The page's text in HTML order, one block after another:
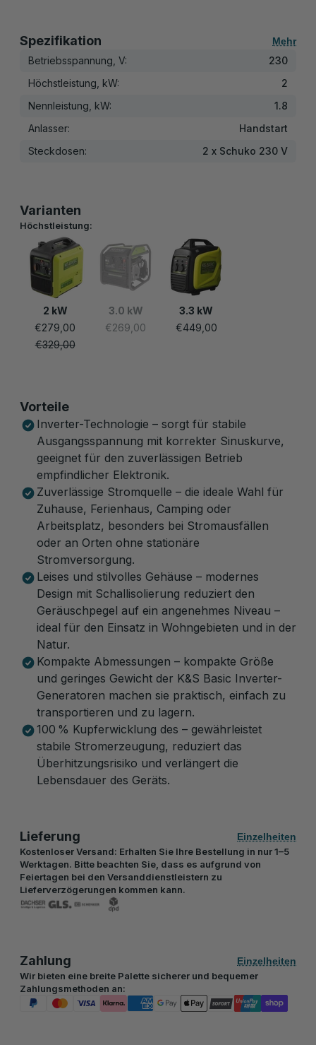
Spezifikation Mehr
Betriebsspannung, V:
230
Höchstleistung, kW:
2
Nennleistung, kW:
1.8
Anlasser:
Handstart
Steckdosen:
2 x Schuko 230 V
Varianten
Höchstleistung:
2 kW
€279,00
€329,00
3.0 kW
€269,00
3.3 kW
€449,00
Vorteile
Inverter-Technologie – sorgt für stabile
Ausgangsspannung mit korrekter Sinuskurve,
geeignet für den zuverlässigen Betrieb
empfindlicher Elektronik.
Zuverlässige Stromquelle – die ideale Wahl für
Zuhause, Ferienhaus, Camping oder
Arbeitsplatz, besonders bei Stromausfällen
oder an Orten ohne stationäre
Stromversorgung.
Leises und stilvolles Gehäuse – modernes
Design mit Schallisolierung reduziert den
Geräuschpegel auf ein angenehmes Niveau –
ideal für den Einsatz in Wohngebieten und in der
Natur.
Kompakte Abmessungen – kompakte Größe
und geringes Gewicht der K&S Basic Inverter-
Generatoren machen sie praktisch, einfach zu
transportieren und zu lagern.
100 % Kupferwicklung des – gewährleistet
stabile Stromerzeugung, reduziert das
Überhitzungsrisiko und verlängert die
Lebensdauer des Geräts.
Lieferung
Einzelheiten
Kostenloser Versand: Erhalten Sie Ihre Bestellung in nur 1–5
Werktagen. Bitte beachten Sie, dass es aufgrund von
Feiertagen bei den Versanddienstleistern zu
Lieferverzögerungen kommen kann.
Zahlung
Einzelheiten
Wir bieten eine breite Palette sicherer und bequemer
Zahlungsmethoden an: